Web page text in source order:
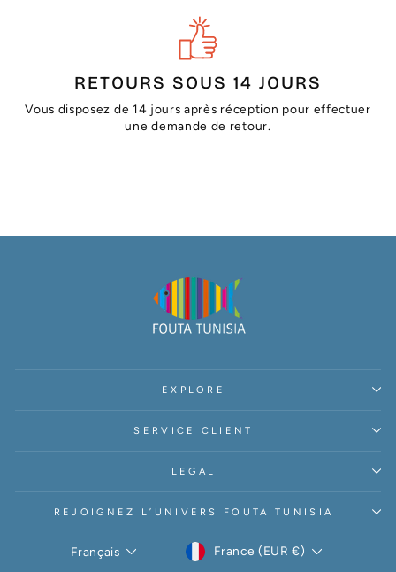
RETOURS SOUS 14 JOURS
Vous disposez de 14 jours après réception pour effectuer
une demande de retour.
EXPLORE
SERVICE CLIENT
LEGAL
REJOIGNEZ L’UNIVERS FOUTA TUNISIA
LANGUE
Français DEVISE
France (EUR €)